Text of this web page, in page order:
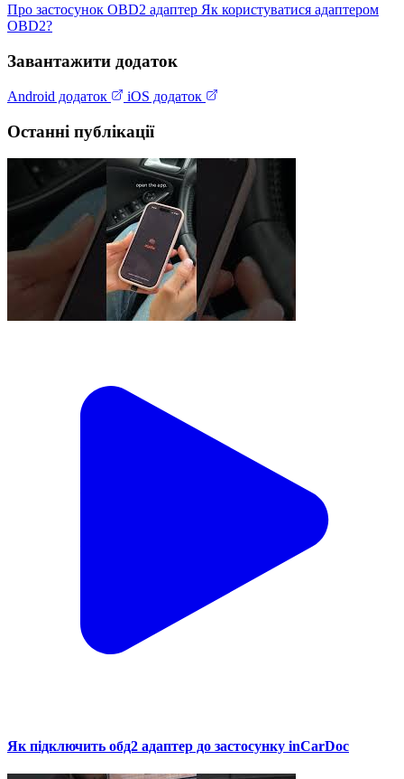
Про застосунок OBD2 адаптер Як користуватися адаптером
OBD2?
Завантажити додаток
Android додаток iOS додаток
Останні публікації
Як підключить обд2 адаптер до застосунку inCarDoc